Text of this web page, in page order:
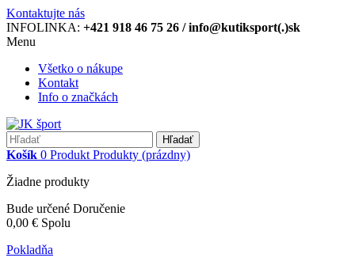
Kontaktujte nás
INFOLINKA: +421 918 46 75 26 / info@kutiksport(.)sk
Menu
Všetko o nákupe
Kontakt
Info o značkách
Hľadať
Košík 0 Produkt Produkty (prázdny)
Žiadne produkty
Bude určené Doručenie
0,00 € Spolu
Pokladňa